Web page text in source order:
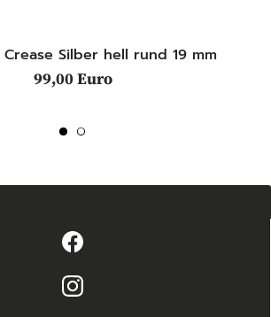
Silber hell rund 19 mm
99,00 Euro